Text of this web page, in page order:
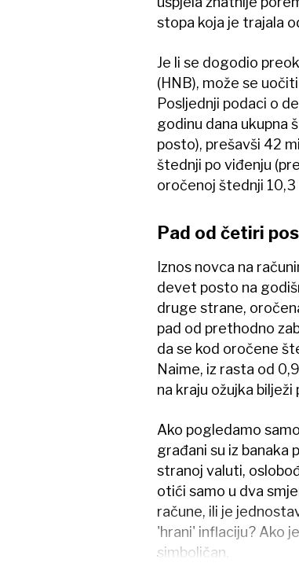
stopa koja je trajala
Je li se dogodio
(HNB), može se
Posljednji podaci o
godinu dana ukupna
posto), prešavši 42
štednji po viđenju
oročenoj štednji 10,3
Pad od četiri
Iznos novca na
devet posto na
druge strane,
pad od prethodno
da se kod oročene
Naime, iz rasta od
na kraju ožujka bilježi
Ako pogledamo
građani su iz banaka
stranoj valuti,
otići samo u dva
račune, ili je
'hrani' inflaciju? Ako
simboličan.